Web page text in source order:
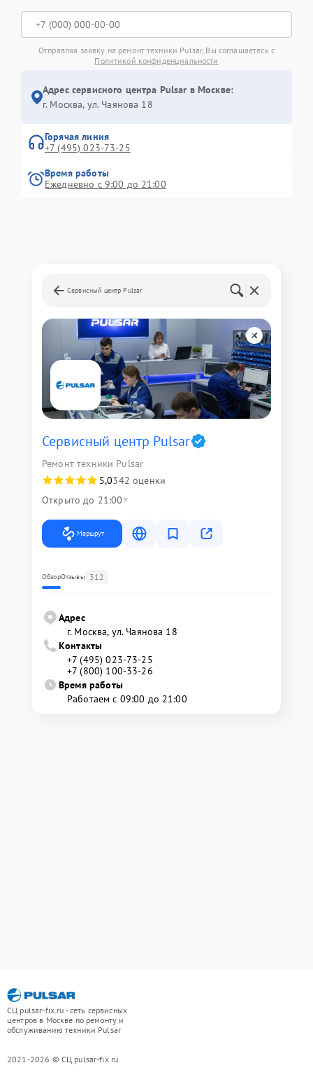
Отправляя заявку на ремонт техники Pulsar, Вы соглашаетесь с
Политикой конфиденциальности
Адрес сервисного центра Pulsar в Москве:
г. Москва, ул. Чаянова 18
Горячая линия
+7 (495) 023-73-25
Время работы
Ежедневно с 9:00 до 21:00
Сервисный центр Pulsar
Сервисный центр Pulsar
Ремонт техники Pulsar
5,0342 оценки
Открыто до 21:00
Маршрут
ОбзорОтзывы 312
Адрес
г. Москва, ул. Чаянова 18
Контакты
+7 (495) 023-73-25
+7 (800) 100-33-26
Время работы
Работаем с 09:00 до 21:00
СЦ pulsar-fix.ru - сеть сервисных
центров в Москве по ремонту и
обслуживанию техники Pulsar
2021-2026 © СЦ pulsar-fix.ru